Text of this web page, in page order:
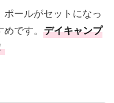
ールがセットになっ
です。 デイキャンプ